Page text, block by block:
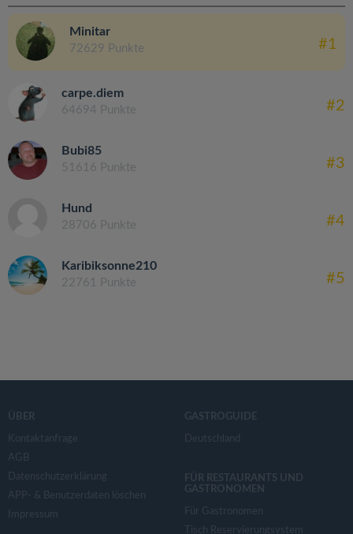
Minitar
72629 Punkte #1
carpe.diem
64694 Punkte #2
Bubi85
51616 Punkte #3
Hund
28706 Punkte #4
Karibiksonne210
22761 Punkte #5
ÜBER
Kontaktanfrage
AGB
Datenschutzerklärung
APP- & Benutzerdaten löschen
Impressum
GASTROGUIDE
Deutschland
FÜR RESTAURANTS UND
GASTRONOMEN
Für Gastronomen
Tisch Reservierungsystem